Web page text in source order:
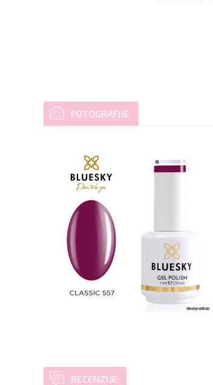
FOTOGRAFIJE
RECENZIJE